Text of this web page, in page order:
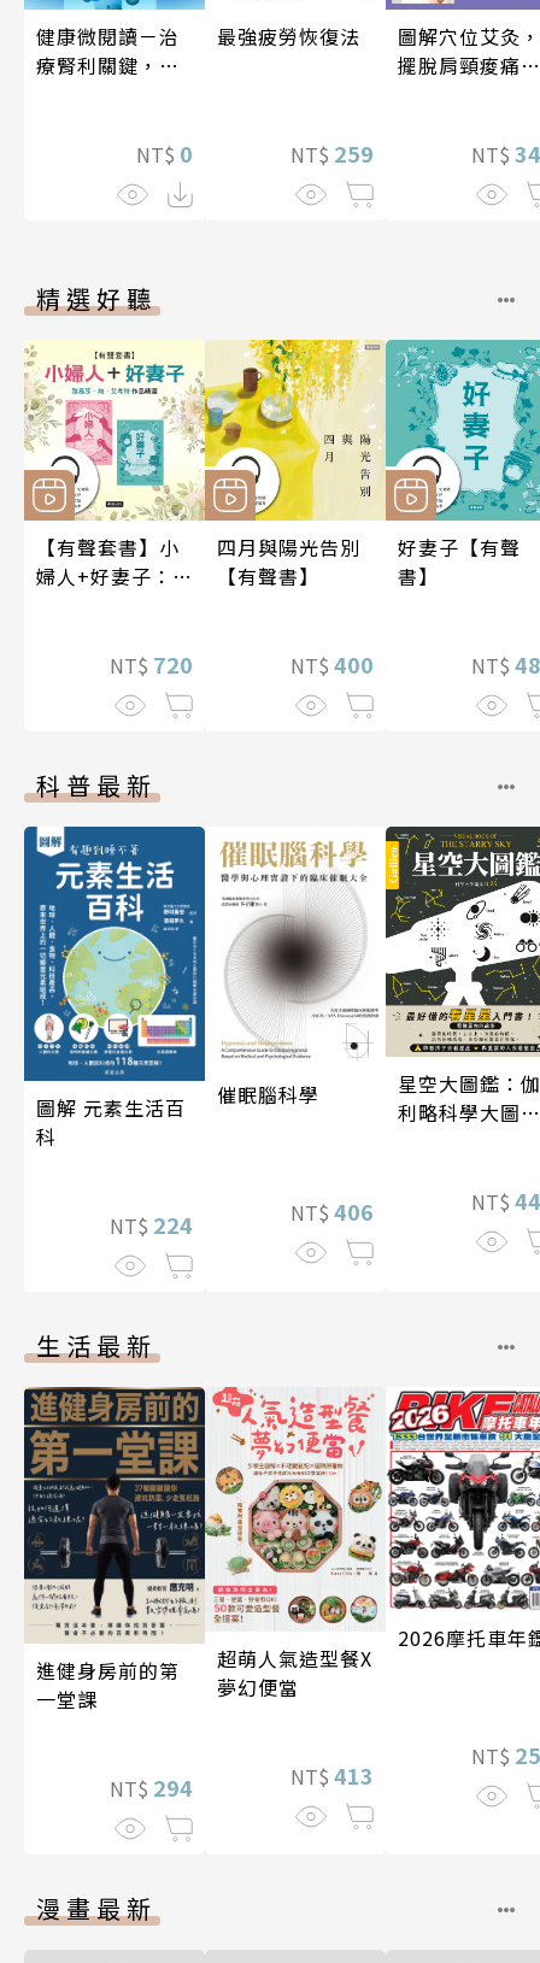
健康微閱讀－治
療腎利關鍵，血
NT$ 0
最強疲勞恢復法
NT$ 259
圖解穴位艾灸，
擺脫肩頸痠痛、
NT$
精選好聽
【有聲套書】小
婦人+好妻子：路
NT$ 720
四月與陽光告別
【有聲書】
NT$ 400
好妻子【有聲
書】
NT$
科普最新
圖解 元素生活百
科
NT$ 224
催眠腦科學
NT$ 406
星空大圖鑑：伽
利略科學大圖鑑
NT$
生活最新
進健身房前的第
一堂課
NT$ 294
超萌人氣造型餐X
夢幻便當
NT$ 413
2026摩托車年
NT$
漫畫最新